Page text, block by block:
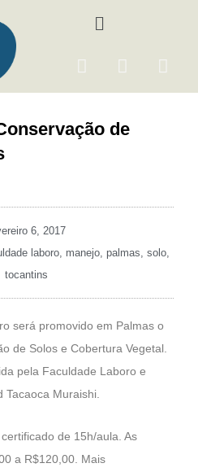
Menu
F
e
b
I
t
a
m
Y
de
6, 2017
laboro, manejo, palmas, solo,
tocantins
será promovido em Palmas o
de Solos e Cobertura Vegetal.
pela Faculdade Laboro e
Tacaoca Muraishi.
de 15h/aula. As
a R$120,00. Mais